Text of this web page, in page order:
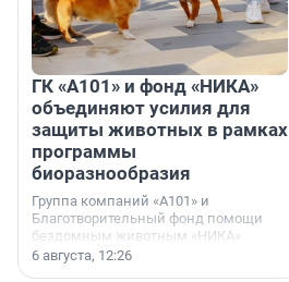
ГК «А101» и фонд «НИКА»
объединяют усилия для
защиты животных в рамках
программы
биоразнообразия
Группа компаний «А101» и
Благотворительный фонд помощи
бездомным животным «НИКА»
заключили соглашение о
6 августа, 12:26